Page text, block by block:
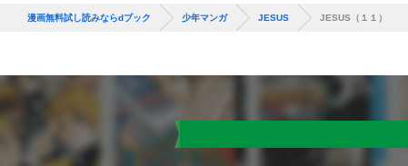
漫画無料試し読みならdブック 少年マンガ JESUS JESUS（１１）